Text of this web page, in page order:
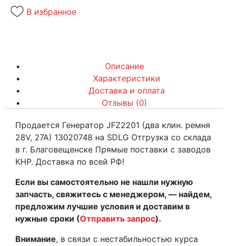
В избранное
Описание
Характеристики
Доставка и оплата
Отзывы (0)
Продается Генератор JFZ2201 (два клин. ремня
28V, 27A) 13020748 на SDLG Отгрузка со склада
в г. Благовещенске Прямые поставки с заводов
КНР. Доставка по всей РФ!
Если вы самостоятельно не нашли нужную
запчасть, свяжитесь с менеджером, — найдем,
предложим лучшие условия и доставим в
нужные сроки (Отправить запрос).
Внимание, в связи с нестабильностью курса